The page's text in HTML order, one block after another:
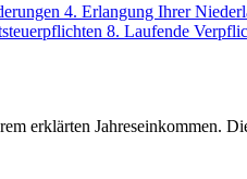
4. Erlangung Ihrer
8. Laufende
erklärten Jahreseinkommen.